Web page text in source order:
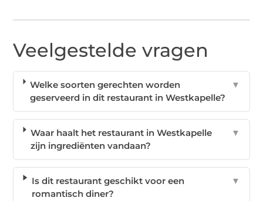
Veelgestelde vragen
Welke soorten gerechten worden
geserveerd in dit restaurant in Westkapelle?
▼
Waar haalt het restaurant in Westkapelle
zijn ingrediënten vandaan?
▼
Is dit restaurant geschikt voor een
romantisch diner?
▼